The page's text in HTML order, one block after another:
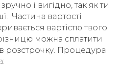
і вигідно, так як ти
Частина вартості
вартістю твого
можна сплатити
розстрочку. Процедура